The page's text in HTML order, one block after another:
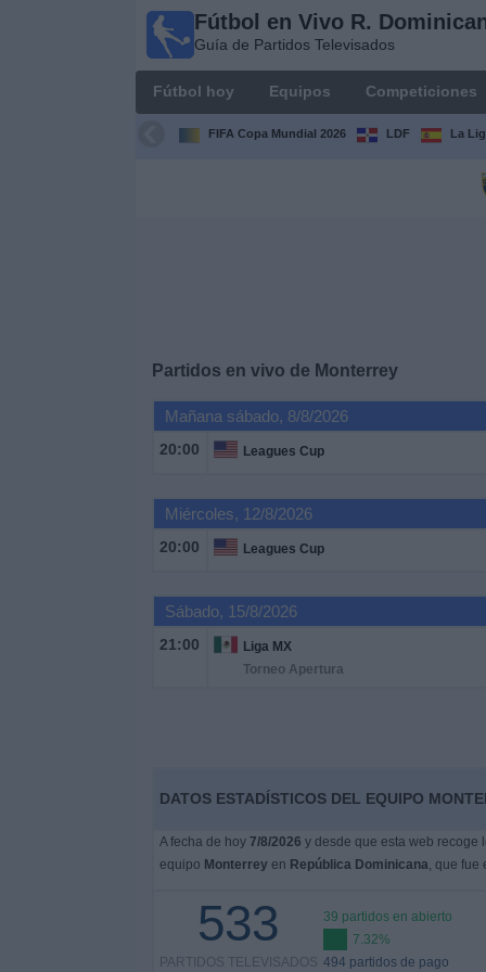
Fútbol en Vivo R.
Guía de Partidos Televisados
Fútbol hoy Equipos Competiciones
FIFA Copa Mundial 2026 LDF La
Partidos en vivo de Monterrey
Mañana sábado, 8/8/2026
20:00 Leagues Cup
Miércoles, 12/8/2026
20:00 Leagues Cup
Sábado, 15/8/2026
21:00
Liga MX
Torneo Apertura
DATOS ESTADÍSTICOS DEL EQUIPO
A fecha de hoy 7/8/2026 y desde que esta web recoge
equipo Monterreyen República Dominicana, que fue
533
PARTIDOS TELEVISADOS
39 partidos en abierto
7.32%
494 partidos de pago
Fútbol en
Dominicana
Guía de Partidos
Televisados